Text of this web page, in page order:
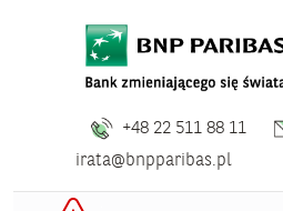
+48 22 511 88 11
irata@bnpparibas.pl